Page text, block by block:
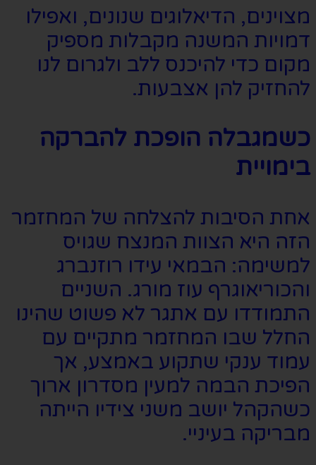
מצוינים, הדיאלוגים שנונים, ואפילו
דמויות המשנה מקבלות מספיק
מקום כדי להיכנס ללב ולגרום לנו
להחזיק להן אצבעות.
כשמגבלה הופכת להברקה
בימויית
אחת הסיבות להצלחה של המחזמר
הזה היא הצוות המנצח שגויס
למשימה: הבמאי עידו רוזנברג
והכוריאוגרף עוז מורג. השניים
התמודדו עם אתגר לא פשוט שהינו
החלל שבו המחזמר מתקיים עם
עמוד ענקי שתקוע באמצע, אך
הפיכת הבמה למעין מסדרון ארוך
כשהקהל יושב משני צידיו הייתה
מבריקה בעיניי.